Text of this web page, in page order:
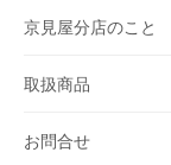
京見屋分店のこと
取扱商品
お問合せ